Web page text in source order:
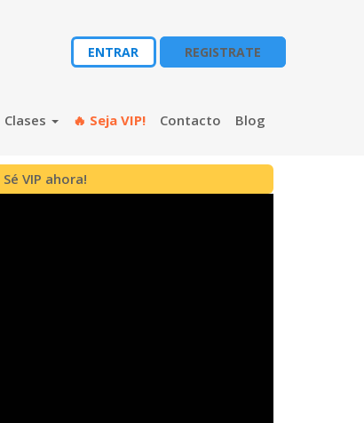
ENTRAR REGISTRATE
Clases 🔥 Seja VIP! Contacto Blog
Sé VIP ahora!